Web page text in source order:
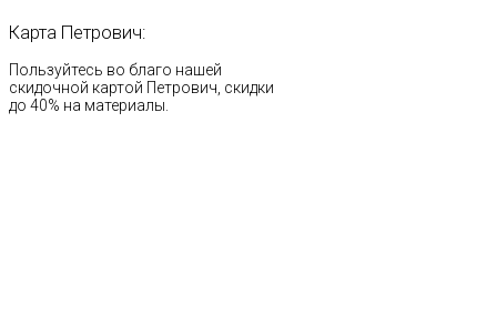
Карта Петрович:
Пользуйтесь во благо нашей
скидочной картой Петрович, скидки
до 40% на материалы.